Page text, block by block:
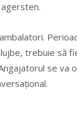
trebuie să
se